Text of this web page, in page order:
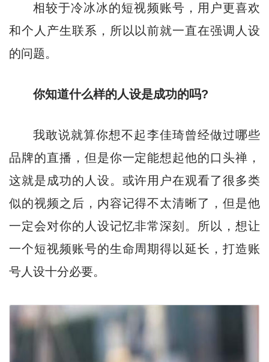
相较于冷冰冰的短视频账号，用户更喜欢
和个人产生联系，所以以前就一直在强调人设
的问题。
你知道什么样的人设是成功的吗?
我敢说就算你想不起李佳琦曾经做过哪些
品牌的直播，但是你一定能想起他的口头禅，
这就是成功的人设。或许用户在观看了很多类
似的视频之后，内容记得不太清晰了，但是他
一定会对你的人设记忆非常深刻。所以，想让
一个短视频账号的生命周期得以延长，打造账
号人设十分必要。